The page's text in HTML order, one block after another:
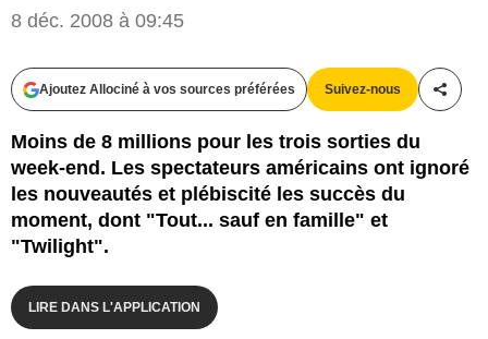
8 déc. 2008 à 09:45
Ajoutez Allociné à vos sources préférées Suivez-nous
Moins de 8 millions pour les trois sorties du
week-end. Les spectateurs américains ont ignoré
les nouveautés et plébiscité les succès du
moment, dont "Tout... sauf en famille" et
"Twilight".
LIRE DANS L'APPLICATION